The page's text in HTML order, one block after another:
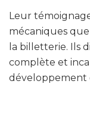
Leur
mécaniques
la billetterie. Ils
complète et
développement